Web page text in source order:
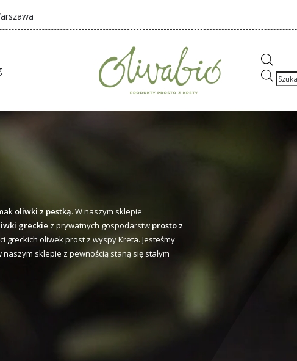
oliwki z pestką. W naszym sklepie
greckie z prywatnych gospodarstw prosto z
greckich oliwek prost z wyspy Kreta. Jesteśmy
sklepie z pewnością staną się stałym